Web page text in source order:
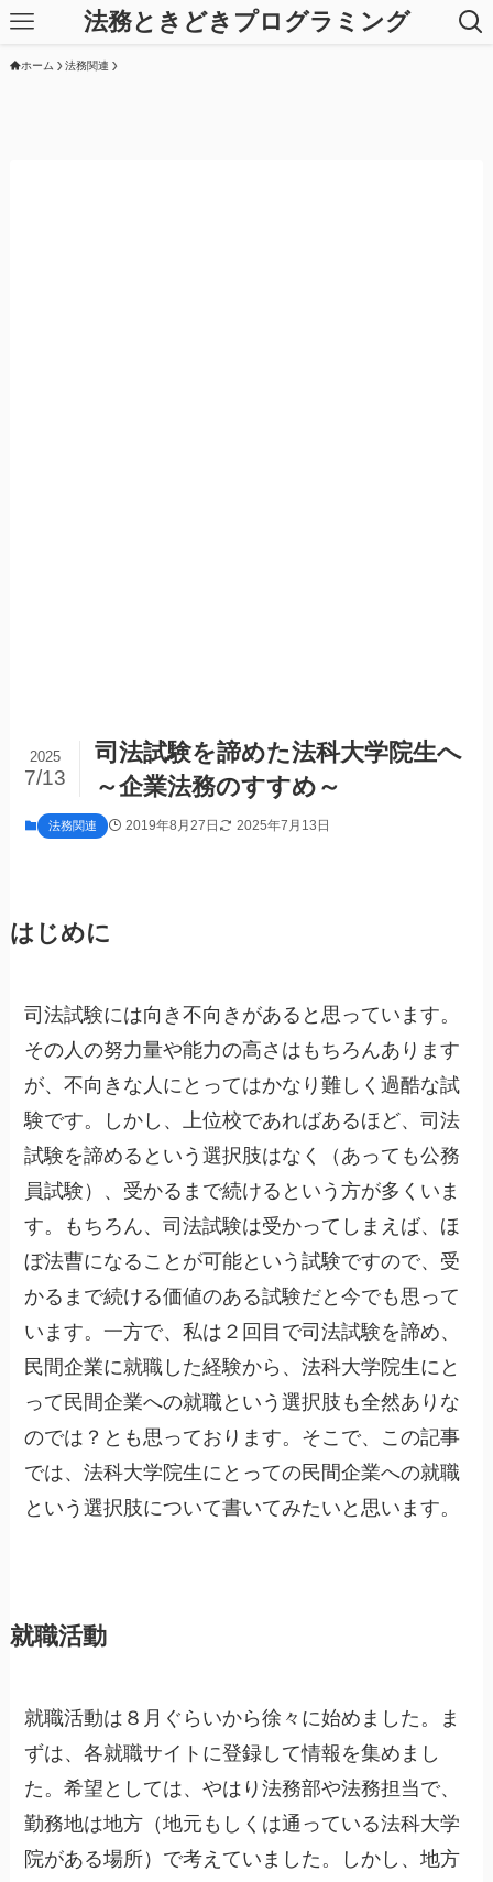
法務ときどきプログラミング
ホーム 法務関連
司法試験を諦めた法科大学院生へ
～企業法務のすすめ～
2025
7/13
法務関連 2019年8月27日 2025年7月13日
はじめに
司法試験には向き不向きがあると思っています。
その人の努力量や能力の高さはもちろんあります
が、不向きな人にとってはかなり難しく過酷な試
験です。しかし、上位校であればあるほど、司法
試験を諦めるという選択肢はなく（あっても公務
員試験）、受かるまで続けるという方が多くいま
す。もちろん、司法試験は受かってしまえば、ほ
ぼ法曹になることが可能という試験ですので、受
かるまで続ける価値のある試験だと今でも思って
います。一方で、私は２回目で司法試験を諦め、
民間企業に就職した経験から、法科大学院生にと
って民間企業への就職という選択肢も全然ありな
のでは？とも思っております。そこで、この記事
では、法科大学院生にとっての民間企業への就職
という選択肢について書いてみたいと思います。
就職活動
就職活動は８月ぐらいから徐々に始めました。ま
ずは、各就職サイトに登録して情報を集めまし
た。希望としては、やはり法務部や法務担当で、
勤務地は地方（地元もしくは通っている法科大学
院がある場所）で考えていました。しかし、地方